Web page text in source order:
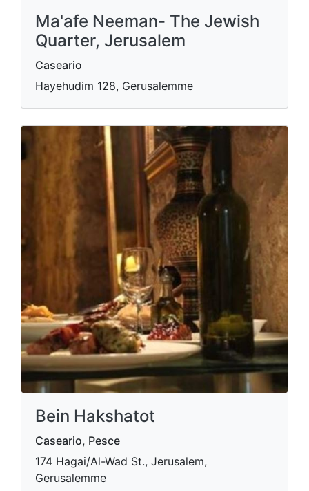
Ma'afe Neeman- The Jewish
Quarter, Jerusalem
Caseario
Hayehudim 128, Gerusalemme
Bein Hakshatot
Caseario, Pesce
174 Hagai/Al-Wad St., Jerusalem,
Gerusalemme